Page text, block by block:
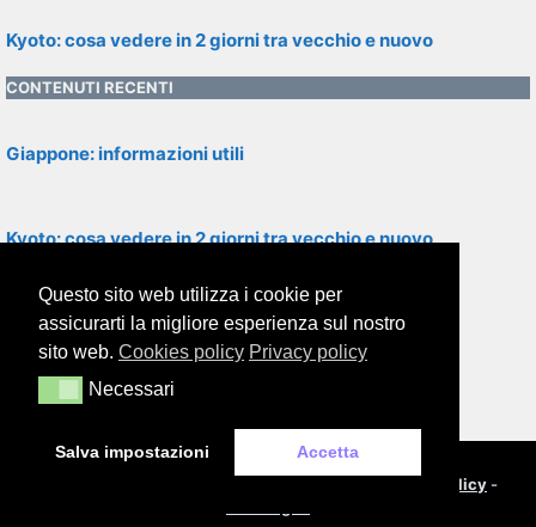
Kyoto: cosa vedere in 2 giorni tra vecchio e nuovo
CONTENUTI RECENTI
Giappone: informazioni utili
Kyoto: cosa vedere in 2 giorni tra vecchio e nuovo
Tokyo: cosa vedere nella capitale del Giappone
Osaka: cosa vedere nella metropoli del Giappone
Privacy policy -
Questo sito web utilizza i cookie per
assicurarti la migliore esperienza sul nostro
sito web. Cookies policy Privacy policy
NecessariNecessari
Salva impostazioni Accetta